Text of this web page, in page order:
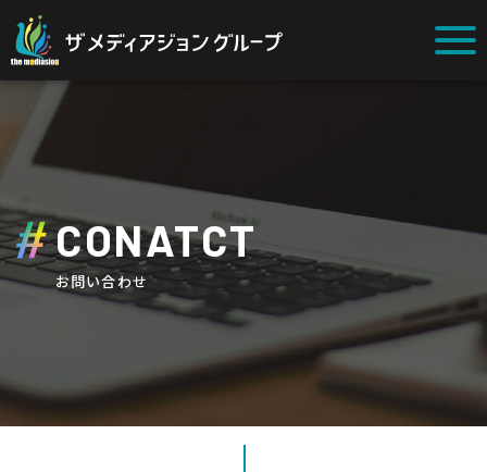
CONATCT
お問い合わせ